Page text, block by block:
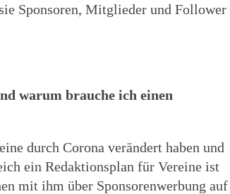
Sponsoren, Mitglieder und Follower
warum brauche ich einen
durch Corona verändert haben und
ein Redaktionsplan für Vereine ist
mit ihm über Sponsorenwerbung auf